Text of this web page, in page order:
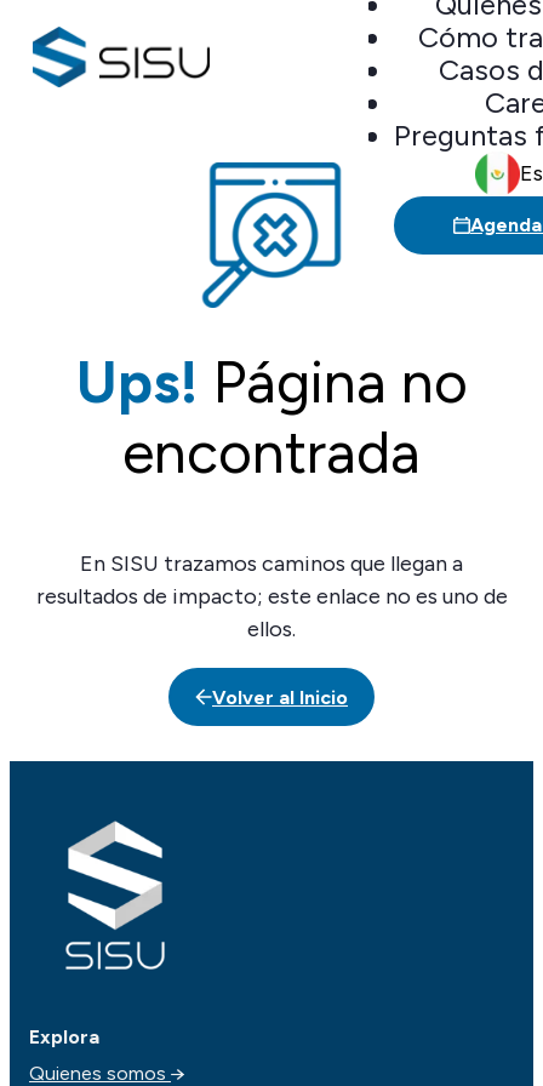
Cómo
Casos
Preguntas
Ups! Página no
encontrada
En SISU trazamos caminos que llegan a
resultados de impacto; este enlace no es uno de
ellos.
Volver al Inicio
Explora
Quienes somos